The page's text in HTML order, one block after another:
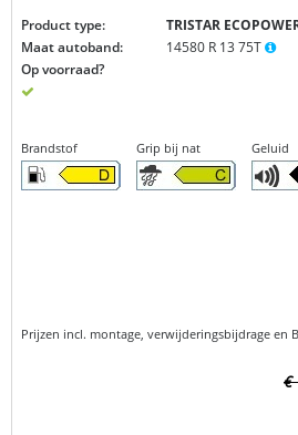
Product type:
TRISTAR
Maat autoband:
14580 R 13 75T
Op voorraad?
Brandstof Grip bij nat Geluid
Prijzen incl. montage, verwijderingsbijdrage en
€